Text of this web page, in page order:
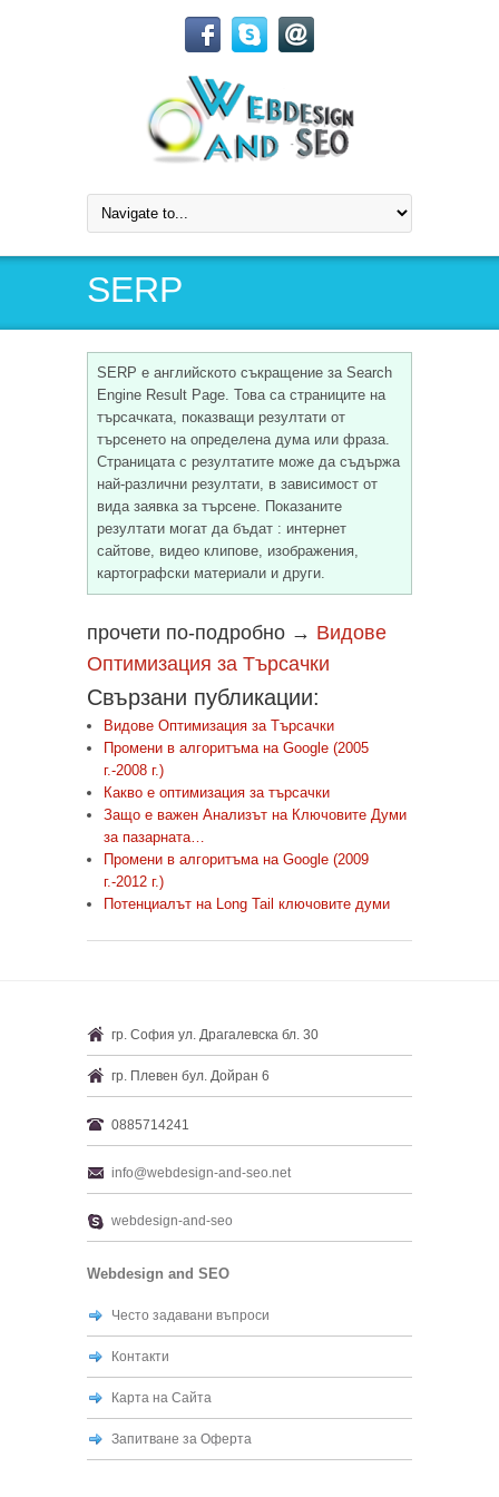
SERP
SERP е английското съкращение за Search
Engine Result Page. Това са страниците на
търсачката, показващи резултати от
търсенето на определена дума или фраза.
Страницата с резултатите може да съдържа
най-различни резултати, в зависимост от
вида заявка за търсене. Показаните
резултати могат да бъдат : интернет
сайтове, видео клипове, изображения,
картографски материали и други.
прочети по-подробно → Видове
Оптимизация за Търсачки
Свързани публикации:
Видове Оптимизация за Търсачки
Промени в алгоритъма на Google (2005
г.-2008 г.)
Какво е оптимизация за търсачки
Защо е важен Анализът на Ключовите Думи
за пазарната…
Промени в алгоритъма на Google (2009
г.-2012 г.)
Потенциалът на Long Tail ключовите думи
гр. София ул. Драгалевска бл. 30
гр. Плевен бул. Дойран 6
0885714241
info@webdesign-and-seo.net
webdesign-and-seo
Webdesign and SEO
Често задавани въпроси
Контакти
Карта на Сайта
Запитване за Оферта